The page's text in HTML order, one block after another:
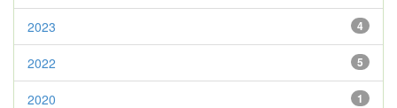
4
2023
5
2022
1
2020